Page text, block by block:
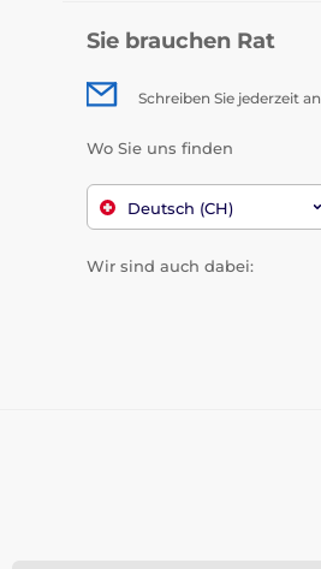
Sie brauchen Rat
Schreiben Sie jederzeit an
Wo Sie uns finden
Deutsch (CH)
Wir sind auch dabei: